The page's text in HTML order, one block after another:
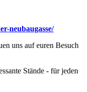
neubaugasse/
uns auf euren Besuch
Stände - für jeden